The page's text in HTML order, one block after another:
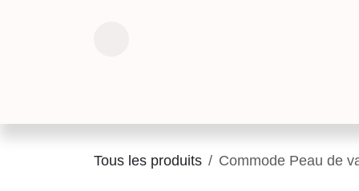
Tous les produits Commode Peau de